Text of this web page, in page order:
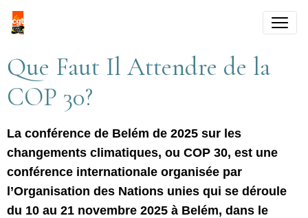
Que Faut Il Attendre de la
COP 30?
La conférence de Belém de 2025 sur les
changements climatiques, ou COP 30, est une
conférence internationale organisée par
l’Organisation des Nations unies qui se déroule
du 10 au 21 novembre 2025 à Belém, dans le